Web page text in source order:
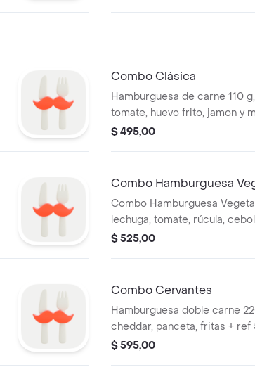
Combo Clásica
Hamburguesa de carne 110
tomate, huevo frito, jamon y
500 ml
$ 495,00
Combo Hamburguesa
Combo Hamburguesa
lechuga, tomate, rúcula,
huevo duro, acompañada de
$ 525,00
Combo Cervantes
Hamburguesa doble carne
cheddar, panceta, fritas + ref
$ 595,00